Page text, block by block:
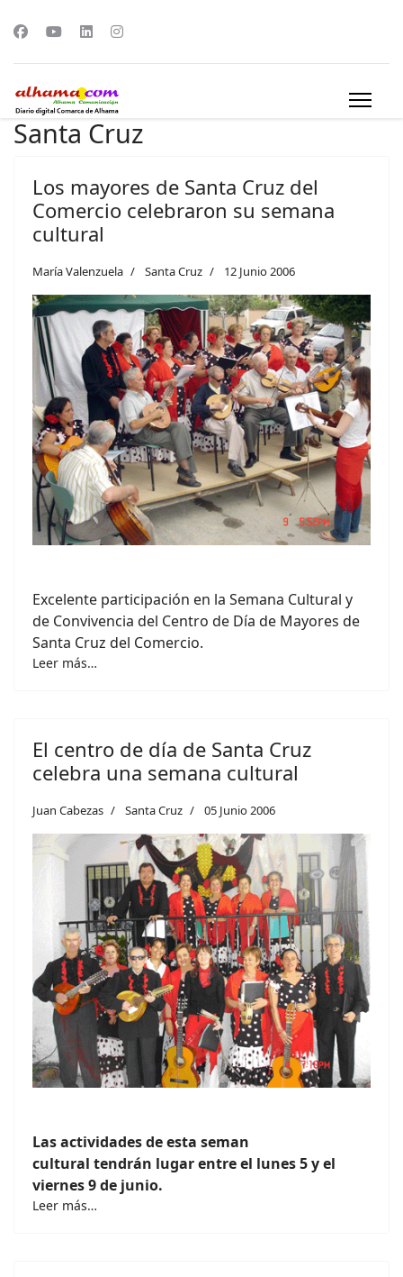
Santa Cruz
Los mayores de Santa Cruz del
Comercio celebraron su semana
cultural
María Valenzuela Santa Cruz 12 Junio 2006
Excelente participación en la Semana Cultural y
de Convivencia del Centro de Día de Mayores de
Santa Cruz del Comercio.
Leer más…
El centro de día de Santa Cruz
celebra una semana cultural
Juan Cabezas Santa Cruz 05 Junio 2006
Las actividades de esta seman
cultural tendrán lugar entre el lunes 5 y el
viernes 9 de junio.
Leer más…